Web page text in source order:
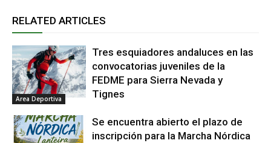
RELATED ARTICLES
Area Deportiva
Tres esquiadores andaluces en las
convocatorias juveniles de la
FEDME para Sierra Nevada y
Tignes
Se encuentra abierto el plazo de
inscripción para la Marcha Nórdica